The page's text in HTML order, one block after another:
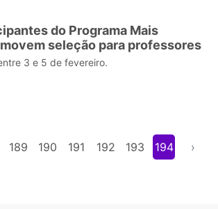
do Programa Mais
seleção para professores
3 e 5 de fevereiro.
189 190 191 192 193 194 ›